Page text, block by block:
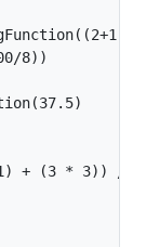
8))
+ (3 * 3)) /